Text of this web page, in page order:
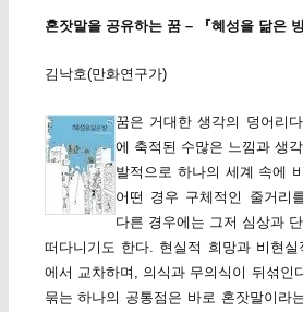
혼잣말을 공유하는 꿈 – 『혜성을 닮은 방
김낙호(만화연구가)
꿈은 거대한 생각의 덩어리
에 축적된 수많은 느낌과 생
발적으로 하나의 세계 속에
어떤 경우 구체적인 줄거리
다른 경우에는 그저 심상과
떠다니기도 한다. 현실적 희망과 비현
에서 교차하며, 의식과 무의식이 뒤섞인
묶는 하나의 공통점은 바로 혼잣말이라